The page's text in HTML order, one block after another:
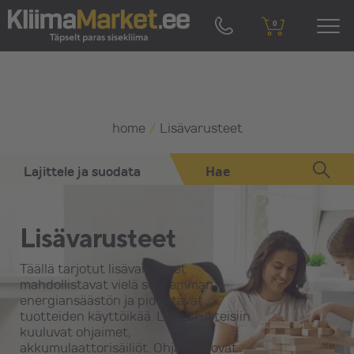
0
home / Lisävarusteet
Lajittele ja suodata
Poista kaikki suodattimet
Tuotemerkit
Lisävarusteet
Täällä tarjotut lisävarusteet
mahdollistavat vielä suuremman
energiansäästön ja pidentävät
tuotteiden käyttöikää. Lisävarusteisiin
kuuluvat ohjaimet,
akkumulaattorisäiliöt. Ohjaimet ovat